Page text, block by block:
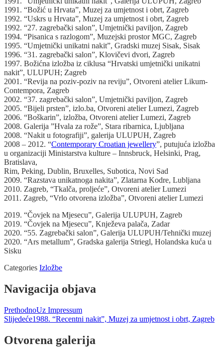
1991. “Božić u Hrvata”, Muzej za umjetnost i obrt, Zagreb
1992. “Uskrs u Hrvata”, Muzej za umjetnost i obrt, Zagreb
1992. “27. zagrebački salon”, Umjetnički paviljon, Zagreb
1994. “Pisanica s razlogom”, Muzejski prostor MGC, Zagreb
1995. “Umjetnički unikatni nakit”, Gradski muzej Sisak, Sisak
1996. “31. zagrebački salon”, Klovičevi dvori, Zagreb
1997. Božićna izložba iz ciklusa “Hrvatski umjetnički unikatni
nakit”, ULUPUH; Zagreb
2001. “Revija na poziv-poziv na reviju”, Otvoreni atelier Likum-
Contempora, Zagreb
2002. “37. zagrebački salon”, Umjetnički paviljon, Zagreb
2005. “Bijeli prsten”, izlo.ba, Otvoreni atelier Lumezi, Zagreb
2006. “Boškarin”, izložba, Otvoreni atelier Lumezi, Zagreb
2008. Galerija ”Hvala za rože”, Stara ribarnica, Ljubljana
2008. “Nakit u fotografiji”, galerija ULUPUH, Zagreb
2008 – 2012. “Contemporary Croatian jewellery”, putujuća izložba
u organizaciji Ministarstva kulture – Innsbruck, Helsinki, Prag,
Bratislava,
Rim, Peking, Dublin, Bruxelles, Subotica, Novi Sad
2009. “Razstava unikatnoga nakita”, Zlatarna Kodre, Lubljana
2010. Zagreb, “Tkalča, proljeće”, Otvoreni atelier Lumezi
2011. Zagreb, “Vrlo otvorena izložba”, Otvoreni atelier Lumezi
2019. “Čovjek na Mjesecu”, Galerija ULUPUH, Zagreb
2019. “Čovjek na Mjesecu”, Knježeva palača, Zadar
2020. “55. Zagrebački salon”, Galerija ULUPUH/Tehnički muzej
2020. “Ars metallum”, Gradska galerija Striegl, Holandska kuća u
Sisku
Categories Izložbe
Navigacija objava
PrethodnoUz Impressum
Slijedeće1988. “Recentni nakit”, Muzej za umjetnost i obrt, Zagreb
Otvorena galerija